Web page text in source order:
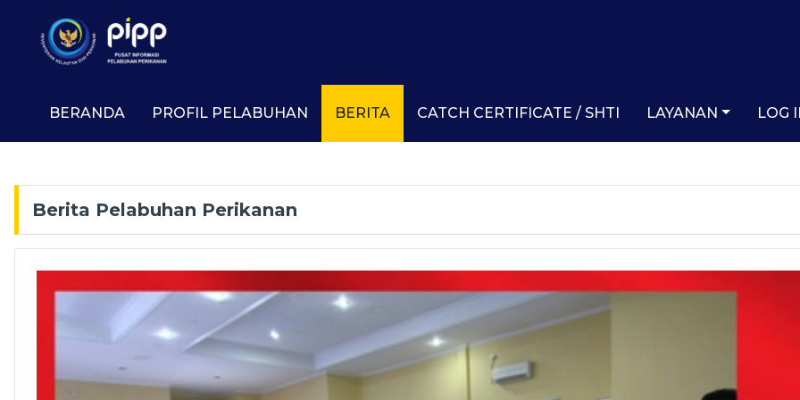
BERANDA PROFIL PELABUHAN BERITA CATCH CERTIFICATE / SHTI LAYANAN LOG
Berita Pelabuhan Perikanan